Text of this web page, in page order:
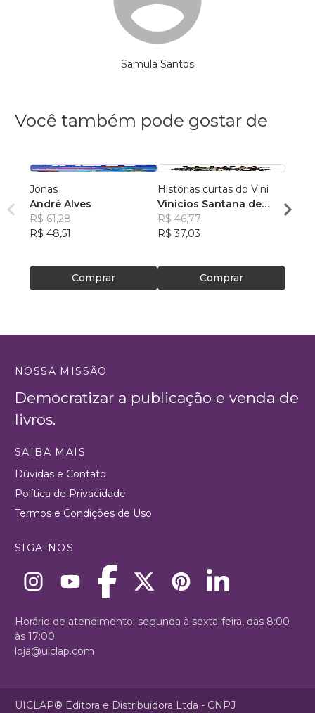
Samula Santos
Você também pode gostar de
Jonas
André Alves
R$ 61,28
R$ 48,51
Comprar
Histórias curtas do Vini
Vinicios Santana de
Lima
R$ 46,77
R$ 37,03
Comprar
sem-
Ana
NOSSA MISSÃO
Democratizar a publicação e venda de
livros.
SAIBA MAIS
Dúvidas e Contato
Política de Privacidade
Termos e Condições de Uso
SIGA-NOS
Horário de atendimento: segunda à sexta-feira, das 8:00
às 17:00
loja@uiclap.com
UICLAP® Editora e Distribuidora Ltda - CNPJ